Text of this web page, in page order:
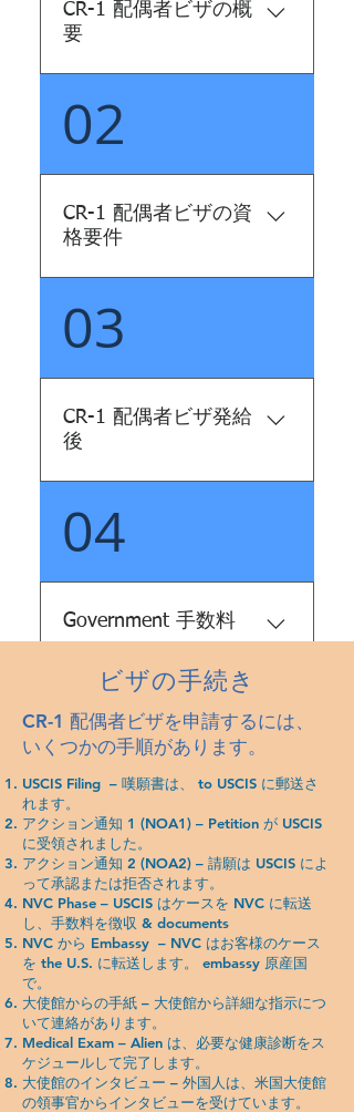
CR-1 配偶者ビザの概
要
は、米国市民または永住者
の配偶者と一緒に生活し滞
在するために米国に入国す
ることを希望する外国人に
発行される移民ビザです。
者を表し、結婚して 2 年未
満のカップルに適用されま
す。 CR1 および IR1 ビザに
が付属しています。
02
CR-1 配偶者ビザの資
格要件
ザを申請するには、次のこ
とを行う必要があります。 -
18 歳以上の米国市民または
永住者であること - 配偶者
と合法的に結婚している -
03
CR-1 配偶者ビザ発給
後
ら 6 か月間有効です。ただ
し、K ビザとは異なり、CR1
ビザにはグリーン カードが
付属しています。これによ
り、ステータスを調整する
オプションは、外国人の配
偶者が到着後すぐに米国で
合法的に働くことを意図し
また、配偶者が予期せず米
国を出たい、または出国す
る必要がある場合にも役立
ちます。これは、米国に再
入国するための将来のビザ
を取得する必要がないため
です。
04
Government 手数料
USCIS 申請手数料: $560
NVC 料金: $445 USCIS移民
手数料: $190 総政府費用:
$1,195
ビザの手続き
CR-1 配偶者ビザを申請するには、
いくつかの手順があります。
USCIS Filing – 嘆願書は、 to USCIS に郵送さ
れます。
アクション通知 1 (NOA1) – Petition が USCIS
に受領されました。
アクション通知 2 (NOA2) – 請願は USCIS によ
って承認または拒否されます。
NVC Phase – USCIS はケースを NVC に転送
し、手数料を徴収 & documents
NVC から Embassy – NVC はお客様のケース
を the U.S. に転送します。 embassy 原産国
で。
大使館からの手紙 – 大使館から詳細な指示につ
いて連絡があります。
Medical Exam – Alien は、必要な健康診断をス
ケジュールして完了します。
大使館のインタビュー – 外国人は、米国大使館
の領事官からインタビューを受けています。